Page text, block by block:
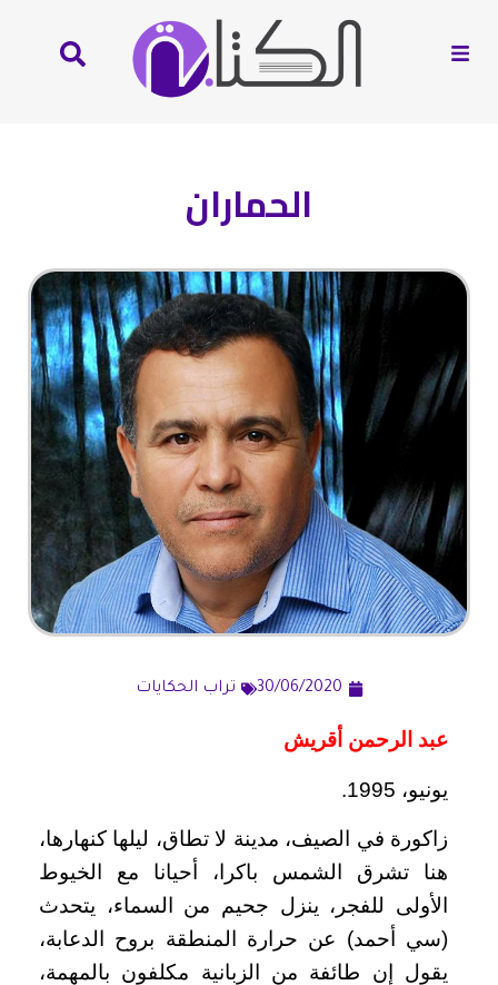
الحماران
30/06/2020 تراب الحكايات
عبد الرحمن أقريش
يونيو، 1995.
زاكورة في الصيف، مدينة لا تطاق، ليلها كنهارها،
هنا تشرق الشمس باكرا، أحيانا مع الخيوط
الأولى للفجر، ينزل جحيم من السماء، يتحدث
(سي أحمد) عن حرارة المنطقة بروح الدعابة،
يقول إن طائفة من الزبانية مكلفون بالمهمة،